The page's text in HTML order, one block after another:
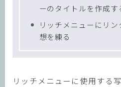
ーのタイトルを作成す
リッチメニューにリ
想を練る
リッチメニューに使用する